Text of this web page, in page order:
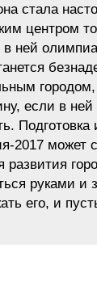
стала
центром
в ней
если в ней
Подготовка
2017 может
развития
руками и
его, и